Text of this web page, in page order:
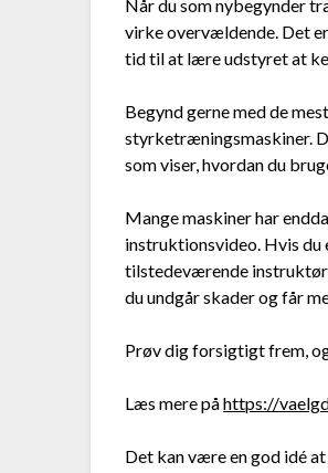
Når du som nybegynder
virke overvældende. Det
tid til at lære udstyret at
Begynd gerne med de
styrketræningsmaskiner.
som viser, hvordan du
Mange maskiner har
instruktionsvideo. Hvis du
tilstedeværende
du undgår skader og får
Prøv dig forsigtigt frem,
Læs mere påhttps://
Det kan være en god idé